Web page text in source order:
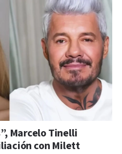
Marcelo Tinelli
con Milett